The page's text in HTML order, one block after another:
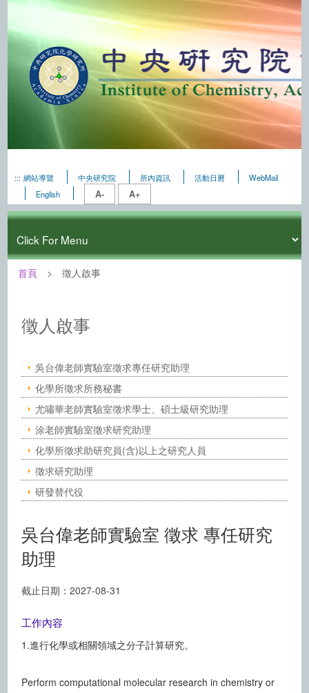
::: 網站導覽 中央研究院 所內資訊 活動日曆
WebMail
English
A- A+
首頁 徵人啟事
中央研究院化學研究所－徵人啟事
徵人啟事
吳台偉老師實驗室徵求專任研究助理
化學所徵求所務秘書
尤嘯華老師實驗室徵求學士、碩士級研究助理
涂老師實驗室徵求研究助理
化學所徵求助研究員(含)以上之研究人員
徵求研究助理
研發替代役
吳台偉老師實驗室 徵求 專任研究
助理
截止日期：2027-08-31
工作內容
1.進行化學或相關領域之分子計算研究。
Perform computational molecular research in chemistry or